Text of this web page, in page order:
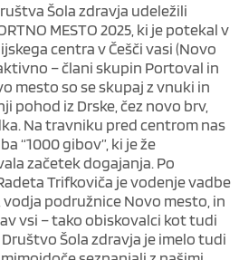
Šola zdravja udeležili
MESTO 2025, ki je potekal v
centra v Češči vasi (Novo
– člani skupin Portoval in
mesto so se skupaj z vnuki in
pohod iz Drske, čez novo brv,
Na travniku pred centrom nas
“1000 gibov”, ki je že
začetek dogajanja. Po
Trifkoviča je vodenje vadbe
vodja podružnice Novo mesto, in
vsi – tako obiskovalci kot tudi
Šola zdravja je imelo tudi